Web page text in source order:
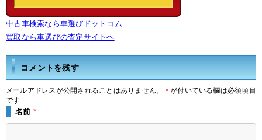
中古車検索なら車選びドットコム
買取なら車選びの査定サイトヘ
コメントを残す
メールアドレスが公開されることはありません。 *が付いている欄は必須項目
です
名前 *